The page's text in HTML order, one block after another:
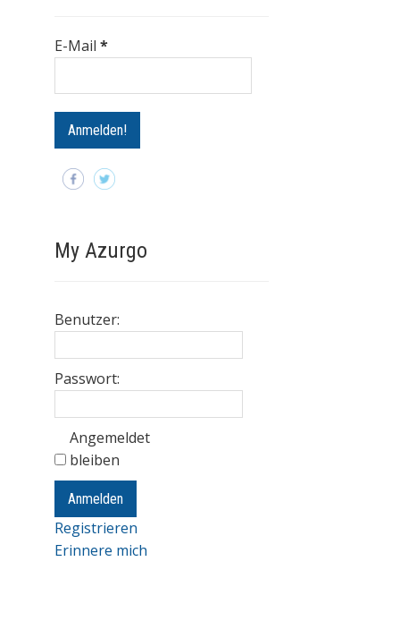
E-Mail*
My Azurgo
Benutzer:
Passwort:
Angemeldet
bleiben
Anmelden
Registrieren
Erinnere mich